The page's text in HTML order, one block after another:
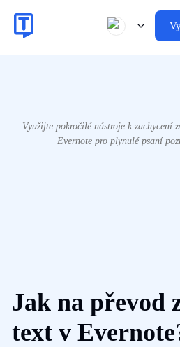
Využijte pokročilé nástroje k zachycení
Evernote pro plynulé psaní
Jak na převod
text v